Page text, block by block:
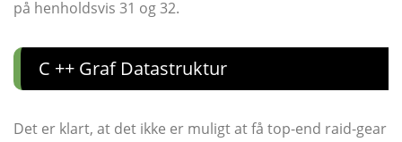
på henholdsvis 31 og 32.
C ++ Graf Datastruktur
Det er klart, at det ikke er muligt at få top-end raid-gear